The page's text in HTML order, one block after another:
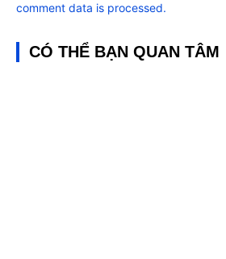
comment data is processed.
CÓ THỂ BẠN QUAN TÂM